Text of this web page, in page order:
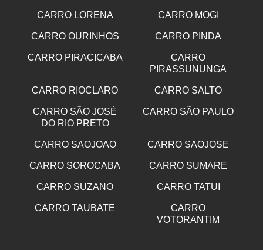
CARRO LORENA CARRO MOGI
CARRO OURINHOS CARRO PINDA
CARRO PIRACICABA
CARRO
PIRASSUNUNGA
CARRO RIOCLARO CARRO SALTO
CARRO SÃO JOSÉ
DO RIO PRETO
CARRO SÃO PAULO
CARRO SAOJOAO CARRO SAOJOSE
CARRO SOROCABA CARRO SUMARE
CARRO SUZANO CARRO TATUI
CARRO TAUBATE
CARRO
VOTORANTIM